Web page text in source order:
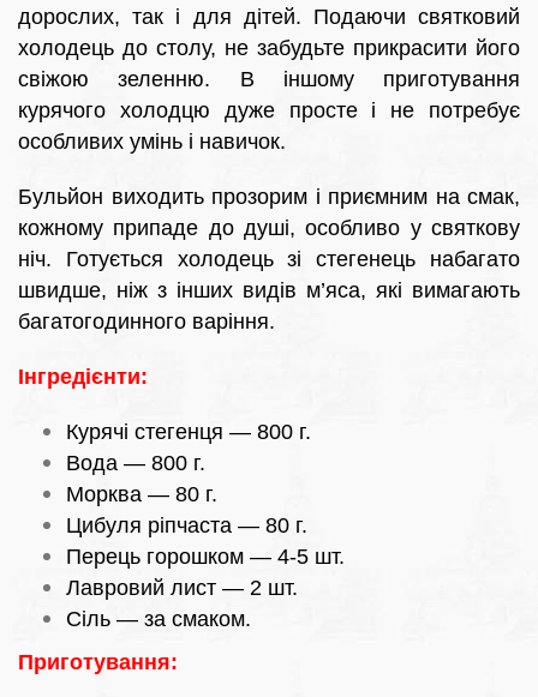
дорослих, так і для дітей. Подаючи святковий
холодець до столу, не забудьте прикрасити його
свіжою зеленню. В іншому приготування
курячого холодцю дуже просте і не потребує
особливих умінь і навичок.
Бульйон виходить прозорим і приємним на смак,
кожному припаде до душі, особливо у святкову
ніч. Готується холодець зі стегенець набагато
швидше, ніж з інших видів м’яса, які вимагають
багатогодинного варіння.
Інгредієнти:
Курячі стегенця — 800 г.
Вода — 800 г.
Морква — 80 г.
Цибуля ріпчаста — 80 г.
Перець горошком — 4-5 шт.
Лавровий лист — 2 шт.
Сіль — за смаком.
Приготування: